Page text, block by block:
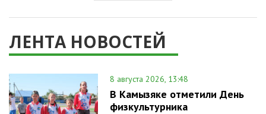
ЛЕНТА НОВОСТЕЙ
8 августа 2026, 13:48
В Камызяке отметили День
физкультурника